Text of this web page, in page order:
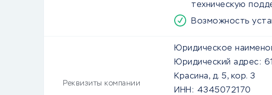
техническую
Возможность
Реквизиты компании
Юридическое
Юридический адрес:
Красина, д. 5, кор. 3
ИНН: 4345072170